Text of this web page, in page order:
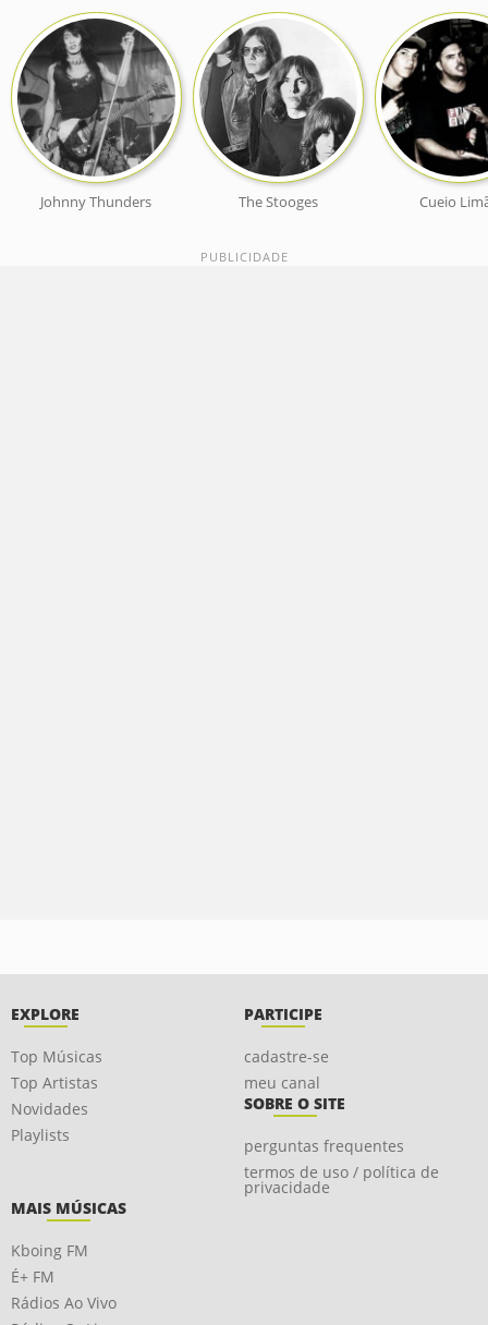
Johnny Thunders The Stooges Cueio
EXPLORE
Top Músicas
Top Artistas
Novidades
Playlists
PARTICIPE
cadastre-se
meu canal
SOBRE O SITE
perguntas frequentes
termos de uso / política de
privacidade
MAIS MÚSICAS
Kboing FM
É+ FM
Rádios Ao Vivo